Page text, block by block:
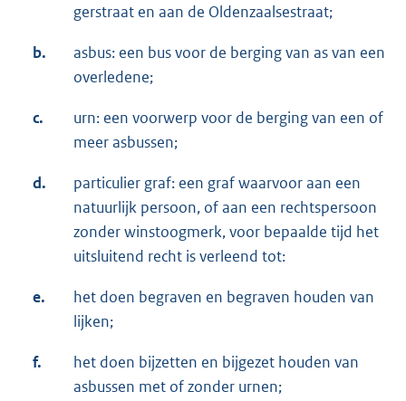
gerstraat en aan de Oldenzaalsestraat;
b.
asbus: een bus voor de berging van as van een
overledene;
c.
urn: een voorwerp voor de berging van een of
meer asbussen;
d.
particulier graf: een graf waarvoor aan een
natuurlijk persoon, of aan een rechtspersoon
zonder winstoogmerk, voor bepaalde tijd het
uitsluitend recht is verleend tot:
e.
het doen begraven en begraven houden van
lijken;
f.
het doen bijzetten en bijgezet houden van
asbussen met of zonder urnen;